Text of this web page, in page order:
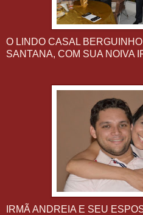
O LINDO CASAL
SANTANA, COM SUA NOIVA
IRMÃ ANDREIA E SEU